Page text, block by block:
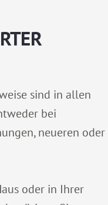
sind in allen
bei
neueren oder
oder in Ihrer